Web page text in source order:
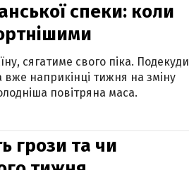
спеки: коли
сягатиме свого піка. Подекуди
вже наприкінці тижня на зміну
повітряна маса.
грози та чи